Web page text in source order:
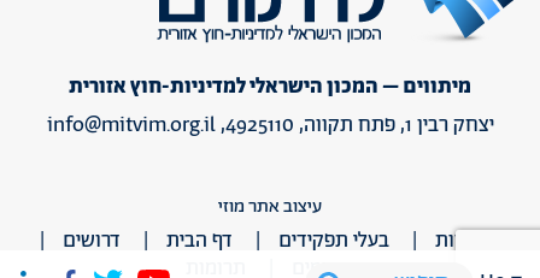
מיתווים – המכון הישראלי למדיניות-חוץ אזורית
יצחק רבין 1, פתח תקווה, 4925110,
info@mitvim.org.il
עיצוב אתר מוזי
אודות בעלי תפקידים דף הבית
דרושים
תחומים